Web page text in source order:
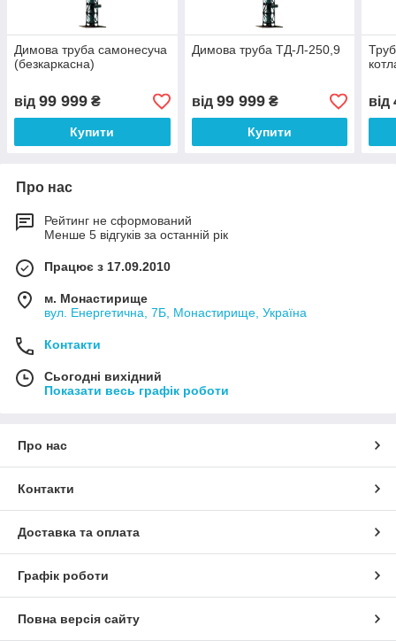
Димова труба самонесуча
(безкаркасна)
від 99 999 ₴
Купити
Димова труба ТД-Л-250,9
від 99 999₴
Купити
від
Про нас
Рейтинг не сформований
Менше 5 відгуків за останній рік
Працює з 17.09.2010
м. Монастирище
вул. Енергетична, 7Б, Монастирище, Україна
Контакти
Сьогодні вихідний
Показати весь графік роботи
Про нас
Контакти
Доставка та оплата
Графік роботи
Повна версія сайту